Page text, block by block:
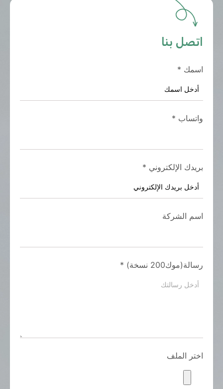
اتصل بنا
اسمك *
واتساب *
بريدك الإلكتروني *
اسم الشركة
رسالة(موك200 نسخة) *
اختر الملف